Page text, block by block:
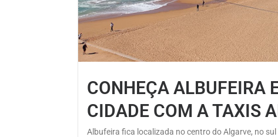
CONHEÇA ALBUFEIRA
CIDADE COM A TAXIS
Albufeira fica localizada no centro do Algarve, no